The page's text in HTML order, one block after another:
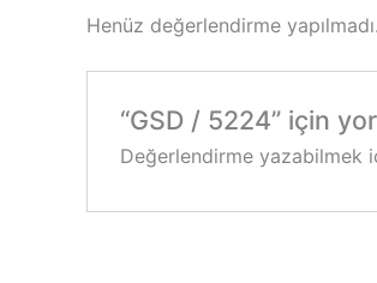
Henüz değerlendirme yapılmadı.
“GSD / 5224” için
Değerlendirme yazabilmek